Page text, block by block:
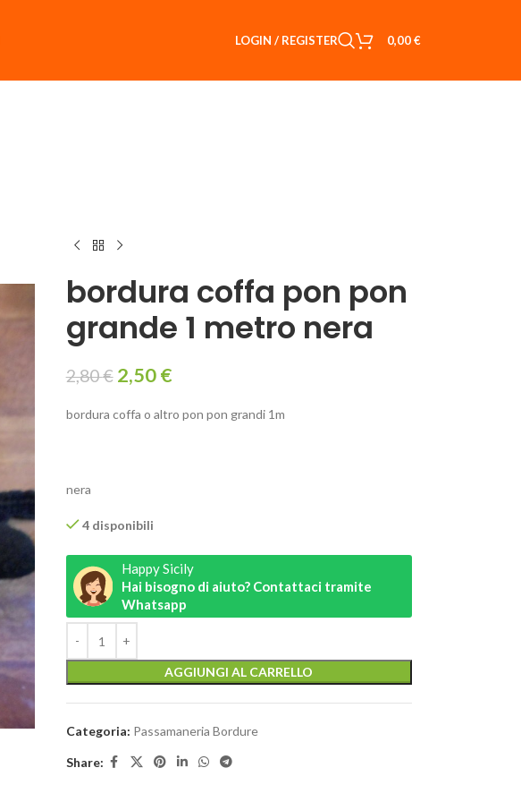
LOGIN / REGISTER 0,00€
bordura coffa pon pon
grande 1 metro nera
2,80€ 2,50€
bordura coffa o altro pon pon grandi 1m
nera
4 disponibili
Happy Sicily
Hai bisogno di aiuto? Contattaci tramite
Whatsapp
AGGIUNGI AL CARRELLO
Categoria: Passamaneria Bordure
Share: